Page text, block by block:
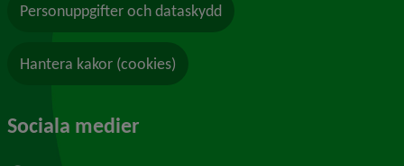
Personuppgifter och dataskydd
Hantera kakor (cookies)
Sociala medier